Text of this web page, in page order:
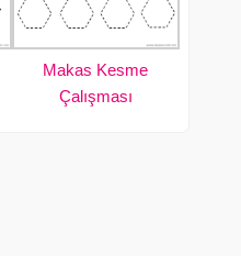
Makas Kesme
Çalışması